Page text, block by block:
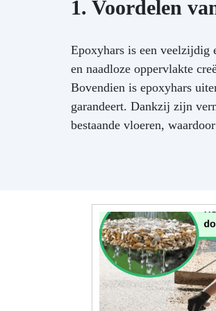
mengen en te
gekleurd.
【
wij de
zijn, bieden wij u
ondersteuning die
oppervlaktecoating:
Keramiek, Canvas,
DIY: vloeren,
modelbouw.
Hoge
ideaal voor
1. Voordelen
Epoxyhars is een veelzijdig
en naadloze oppervlakte
Bovendien is epoxyhars
garandeert. Dankzij zijn
bestaande vloeren,